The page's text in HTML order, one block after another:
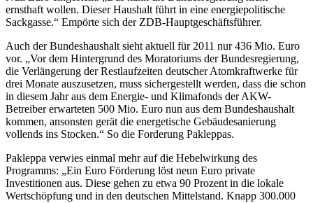
ernsthaft wollen. Dieser Haushalt führt in eine energiepolitische
Sackgasse.“ Empörte sich der ZDB-Hauptgeschäftsführer.
Auch der Bundeshaushalt sieht aktuell für 2011 nur 436 Mio. Euro
vor. „Vor dem Hintergrund des Moratoriums der Bundesregierung,
die Verlängerung der Restlaufzeiten deutscher Atomkraftwerke für
drei Monate auszusetzen, muss sichergestellt werden, dass die schon
in diesem Jahr aus dem Energie- und Klimafonds der AKW-
Betreiber erwarteten 500 Mio. Euro nun aus dem Bundeshaushalt
kommen, ansonsten gerät die energetische Gebäudesanierung
vollends ins Stocken.“ So die Forderung Pakleppas.
Pakleppa verwies einmal mehr auf die Hebelwirkung des
Programms: „Ein Euro Förderung löst neun Euro private
Investitionen aus. Diese gehen zu etwa 90 Prozent in die lokale
Wertschöpfung und in den deutschen Mittelstand. Knapp 300.000